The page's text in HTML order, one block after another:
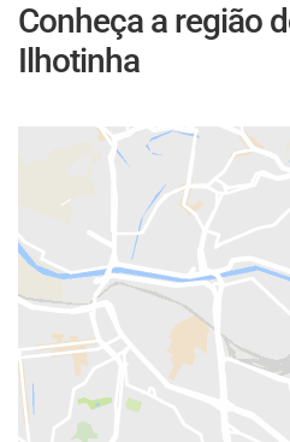
Conheça a região
Ilhotinha